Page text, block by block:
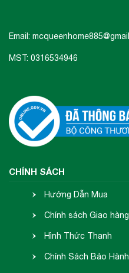
Email:
MST: 0316534946
CHÍNH SÁCH
Hướng Dẫn Mua
Hàng
Chính sách Giao hàng
- Nhận hàng
Hình Thức Thanh
Toán
Chính Sách Bảo Hành